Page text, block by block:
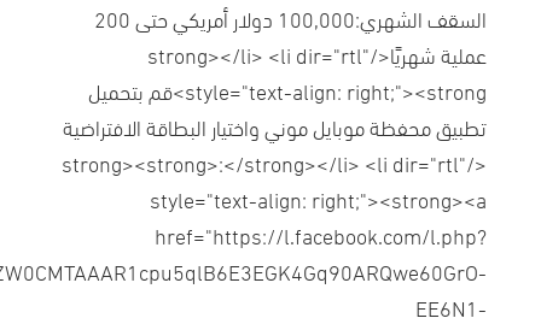
السقف الشهري:100,000 دولار أمريكي حتى 200
عملية شهريًا</strong></li> <li dir="rtl"
style="text-align: right;"><strong>قم بتحميل
تطبيق محفظة موبايل موني واختيار البطاقة الافتراضية
</strong><strong>:</strong></li> <li dir="rtl"
style="text-align: right;"><strong><a
href="https://l.facebook.com/l.php?
EE6N1-